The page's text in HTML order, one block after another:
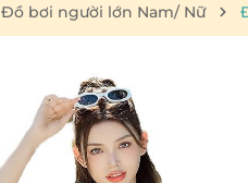
Đồ bơi người lớn Nam/ Nữ